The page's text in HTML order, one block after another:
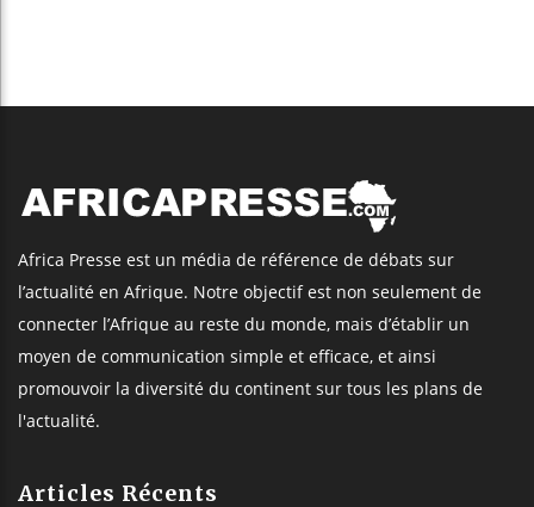
Africa Presse est un média de référence de débats sur
l’actualité en Afrique. Notre objectif est non seulement de
connecter l’Afrique au reste du monde, mais d’établir un
moyen de communication simple et efficace, et ainsi
promouvoir la diversité du continent sur tous les plans de
l'actualité.
Articles Récents